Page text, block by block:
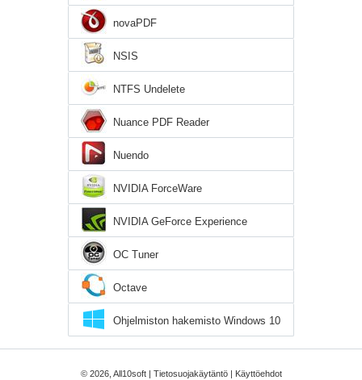
novaPDF
NSIS
NTFS Undelete
Nuance PDF Reader
Nuendo
NVIDIA ForceWare
NVIDIA GeForce Experience
OC Tuner
Octave
Ohjelmiston hakemisto Windows 10
© 2026, All10soft | Tietosuojakäytäntö| Käyttöehdot